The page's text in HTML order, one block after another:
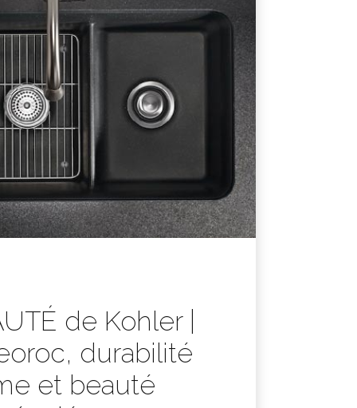
de Kohler |
durabilité
et beauté